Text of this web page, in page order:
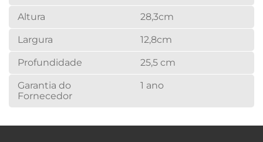
Altura 28,3cm
Largura 12,8cm
Profundidade 25,5 cm
Garantia do
Fornecedor
1 ano